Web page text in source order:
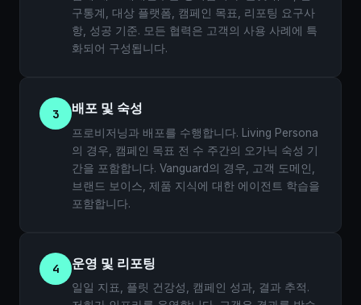
구통계, 대상 플랫폼, 캠페인 목표, 리포팅 요구사
항, 성공 기준. 모든 협력은 고객의 사용 사례에 특
화되어 구성됩니다.
3 배포 및 숙성
프로비저닝과 배포를 수행합니다. Living Persona
의 경우, 캠페인 목표 전 수 주간의 오가닉 숙성 기
간을 포함합니다. Vanguard의 경우, 고객 도메인,
브랜드 보이스, 제품 지식에 대한 에이전트 학습을
포함합니다.
4 운영 및 리포팅
일일 지표, 플릿 건강성, 캠페인 성과, 결과 추적.